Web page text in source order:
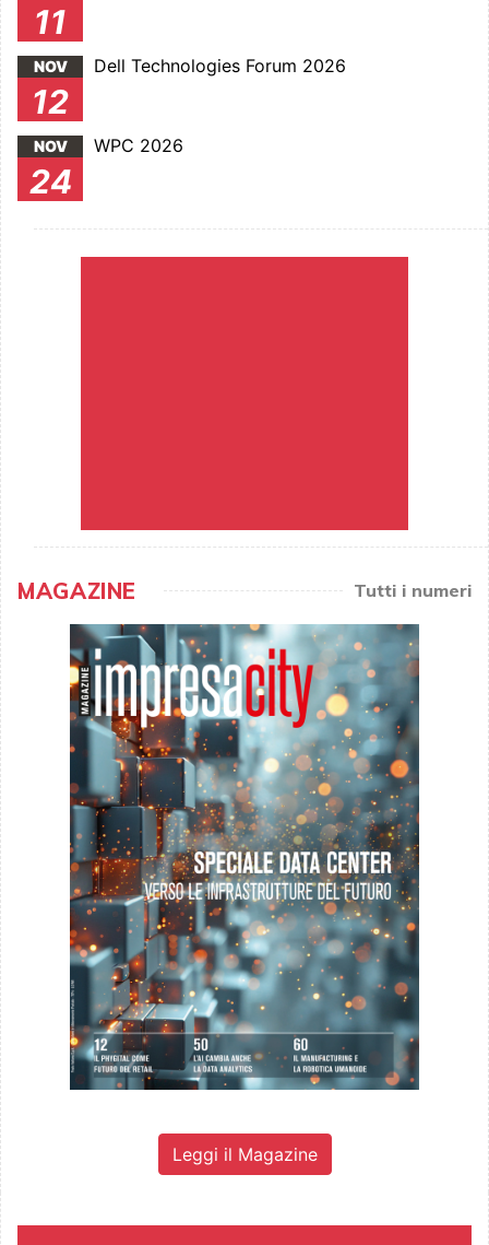
11
NOV
12
Dell Technologies Forum 2026
NOV
24
WPC 2026
MAGAZINE Tutti i numeri
Leggi il Magazine